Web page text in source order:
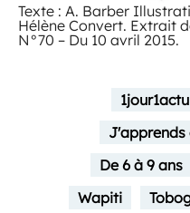
Texte : A. Barber
Hélène Convert. Extrait
N°70 – Du 10 avril 2015.
1jour1actu
J'apprends
De 6 à 9 ans
Wapiti